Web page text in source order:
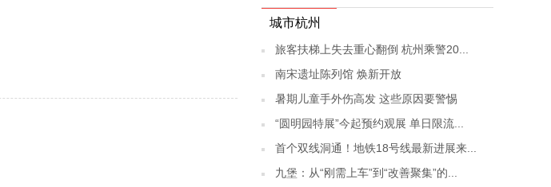
城市杭州
旅客扶梯上失去重心翻倒 杭州乘警20...
南宋遗址陈列馆 焕新开放
暑期儿童手外伤高发 这些原因要警惕
“圆明园特展”今起预约观展 单日限流...
首个双线洞通！地铁18号线最新进展来...
九堡：从“刚需上车”到“改善聚集”的...